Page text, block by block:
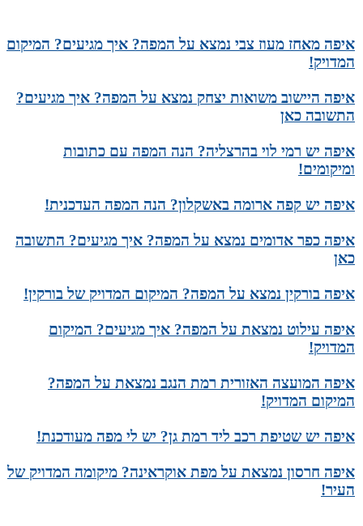
איפה מאחז מעוז צבי נמצא על המפה? איך מגיעים? המיקום
המדויק!
איפה היישוב משואות יצחק נמצא על המפה? איך מגיעים?
התשובה כאן
איפה יש רמי לוי בהרצליה? הנה המפה עם כתובות
ומיקומים!
איפה יש קפה ארומה באשקלון? הנה המפה העדכנית!
איפה כפר אדומים נמצא על המפה? איך מגיעים? התשובה
כאן
איפה בורקין נמצא על המפה? המיקום המדויק של בורקין!
איפה עילוט נמצאת על המפה? איך מגיעים? המיקום
המדויק!
איפה המועצה האזורית רמת הנגב נמצאת על המפה?
המיקום המדויק!
איפה יש שטיפת רכב ליד רמת גן? יש לי מפה מעודכנת!
איפה חרסון נמצאת על מפת אוקראינה? מיקומה המדויק של
העיר!